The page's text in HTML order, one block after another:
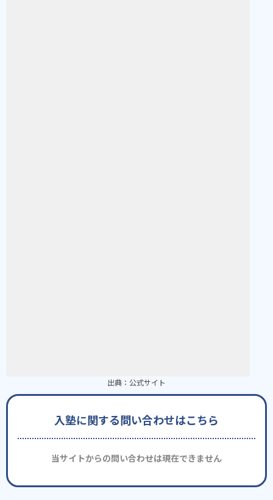
出典： 公式サイト
入塾に関する問い合わせはこちら
当サイトからの問い合わせは現在できません